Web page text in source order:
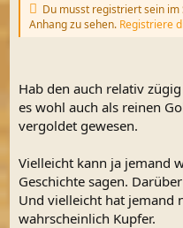
Du musst registriert sein
Anhang zu sehen. Registriere
Hab den auch relativ
es wohl auch als reinen
vergoldet gewesen.
Vielleicht kann ja jemand
Geschichte sagen.
Und vielleicht hat jemand
wahrscheinlich Kupfer.